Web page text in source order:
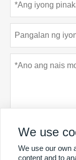
Ipasa
We use
We use our own
content and to